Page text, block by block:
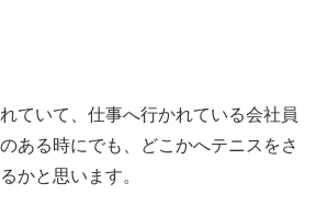
ていて、仕事へ行かれている会社員
ある時にでも、どこかへテニスをさ
かと思います。